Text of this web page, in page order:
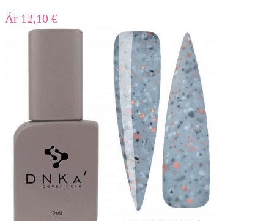
Ár 12,10 €